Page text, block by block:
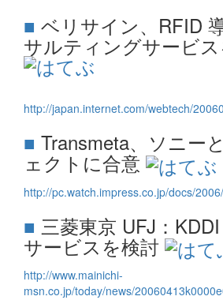
■ ベリサイン、RFID
サルティングサービ
http://japan.internet.com/webtech/
■ Transmeta、ソニー
ェクトに合意
http://pc.watch.impress.co.jp/docs/
■ 三菱東京 UFJ：
サービスを検討
http://www.mainichi-
msn.co.jp/today/news/